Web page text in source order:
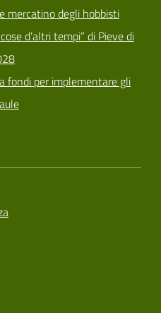
mercatino degli hobbisti
d’altri tempi” di Pieve di
fondi per implementare gli